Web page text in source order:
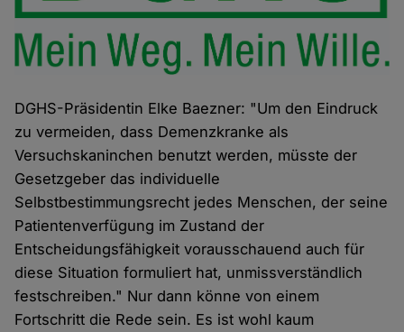
DGHS-Präsidentin Elke Baezner: "Um den Eindruck
zu vermeiden, dass Demenzkranke als
Versuchskaninchen benutzt werden, müsste der
Gesetzgeber das individuelle
Selbstbestimmungsrecht jedes Menschen, der seine
Patientenverfügung im Zustand der
Entscheidungsfähigkeit vorausschauend auch für
diese Situation formuliert hat, unmissverständlich
festschreiben." Nur dann könne von einem
Fortschritt die Rede sein. Es ist wohl kaum